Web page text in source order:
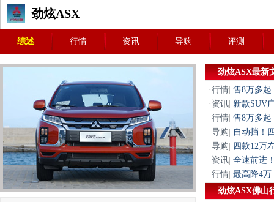
劲炫ASX
综述 行情 资讯 导购 评测
劲炫ASX最新
·行情 售8万多
· 资讯 新款SUV
·行情 售8万多起
·导购
自动挡！
·导购
四款12万
· 资讯 全速前进
·行情 最高降4
劲炫ASX佛山